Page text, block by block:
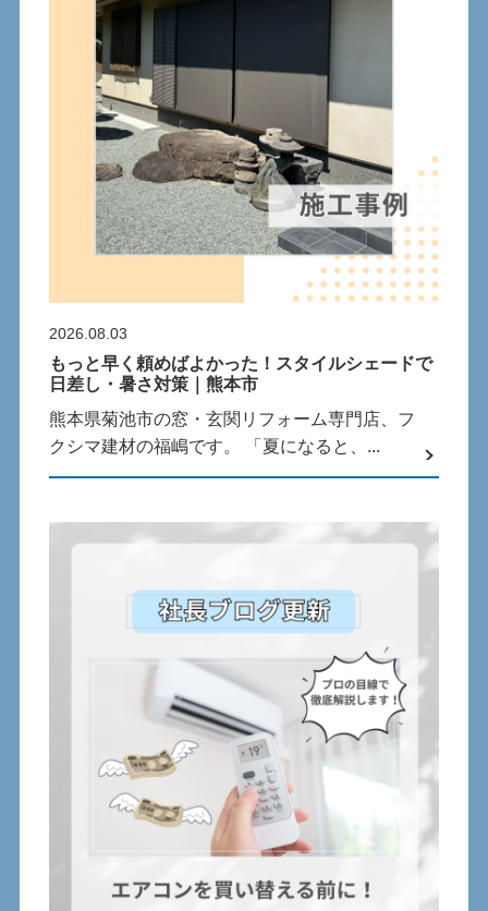
2026.08.03
もっと早く頼めばよかった！スタイルシェードで
日差し・暑さ対策｜熊本市
熊本県菊池市の窓・玄関リフォーム専門店、フ
クシマ建材の福嶋です。 「夏になると、...